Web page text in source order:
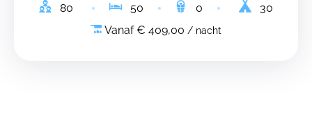
80 50 0
30
Vanaf € 409,00 / nacht